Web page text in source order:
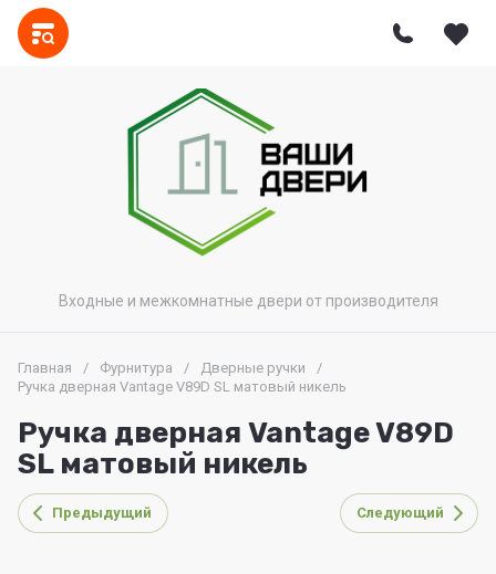
Входные и межкомнатные двери от производителя
Главная / Фурнитура / Дверные ручки
/
Ручка дверная Vantage V89D SL матовый никель
Ручка дверная Vantage V89D
SL матовый никель
Предыдущий Следующий